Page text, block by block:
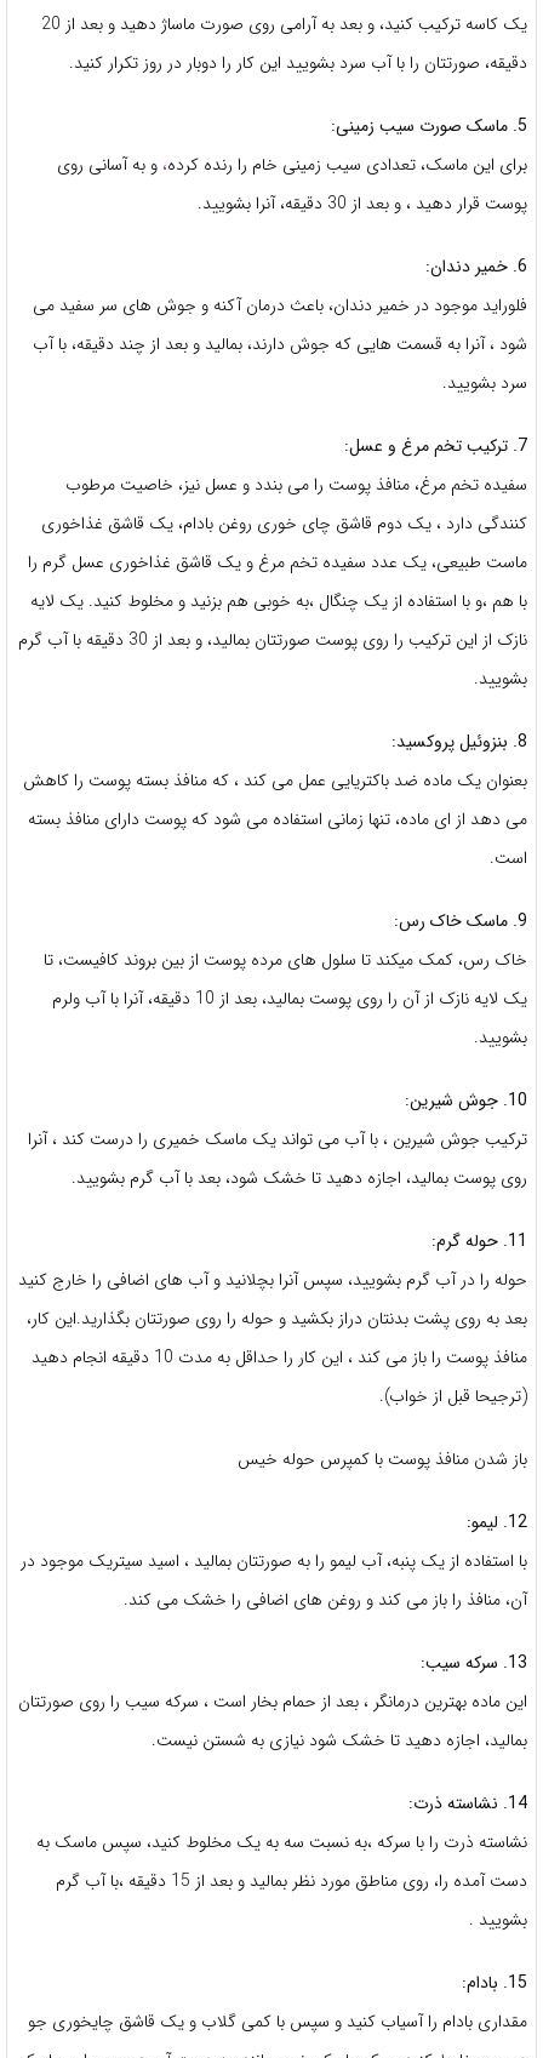
یک کاسه ترکیب کنید، و بعد به آرامی روی صورت ماساژ دهید و بعد از 20
دقیقه، صورتتان را با آب سرد بشویید این کار را دوبار در روز تکرار کنید.
5. ماسک صورت سیب زمینی:
برای این ماسک، تعدادی سیب زمینی خام را رنده کرده، و به آسانی روی
پوست قرار دهید ، و بعد از 30 دقیقه، آنرا بشویید.
6. خمیر دندان:
فلوراید موجود در خمیر دندان، باعث درمان آکنه و جوش های سر سفید می
شود ، آنرا به قسمت هایی که جوش دارند، بمالید و بعد از چند دقیقه، با آب
سرد بشویید.
7. ترکیب تخم مرغ و عسل:
سفیده تخم مرغ، منافذ پوست را می بندد و عسل نیز، خاصیت مرطوب
کنندگی دارد ، یک دوم قاشق چای خوری روغن بادام، یک قاشق غذاخوری
ماست طبیعی، یک عدد سفیده تخم مرغ و یک قاشق غذاخوری عسل گرم را
با هم ،و با استفاده از یک چنگال ،به خوبی هم بزنید و مخلوط کنید. یک لایه
نازک از این ترکیب را روی پوست صورتتان بمالید، و بعد از 30 دقیقه با آب گرم
بشویید.
8. بنزوئیل پروکسید:
بعنوان یک ماده ضد باکتریایی عمل می کند ، که منافذ بسته پوست را کاهش
می دهد از ای ماده، تنها زمانی استفاده می شود که پوست دارای منافذ بسته
است.
9. ماسک خاک رس:
خاک رس، کمک میکند تا سلول های مرده پوست از بین بروند کافیست، تا
یک لایه نازک از آن را روی پوست بمالید، بعد از 10 دقیقه، آنرا با آب ولرم
بشویید.
10. جوش شیرین:
ترکیب جوش شیرین ، با آب می تواند یک ماسک خمیری را درست کند ، آنرا
روی پوست بمالید، اجازه دهید تا خشک شود، بعد با آب گرم بشویید.
11. حوله گرم:
حوله را در آب گرم بشویید، سپس آنرا بچلانید و آب های اضافی را خارج کنید
بعد به روی پشت بدنتان دراز بکشید و حوله را روی صورتتان بگذارید.این کار،
منافذ پوست را باز می کند ، این کار را حداقل به مدت 10 دقیقه انجام دهید
(ترجیحا قبل از خواب).
باز شدن منافذ پوست با کمپرس حوله خیس
12. لیمو:
با استفاده از یک پنبه، آب لیمو را به صورتتان بمالید ، اسید سیتریک موجود در
آن، منافذ را باز می کند و روغن های اضافی را خشک می کند.
13. سرکه سیب:
این ماده بهترین درمانگر ، بعد از حمام بخار است ، سرکه سیب را روی صورتتان
بمالید، اجازه دهید تا خشک شود نیازی به شستن نیست.
14. نشاسته ذرت:
نشاسته ذرت را با سرکه ،به نسبت سه به یک مخلوط کنید، سپس ماسک به
دست آمده را، روی مناطق مورد نظر بمالید و بعد از 15 دقیقه ،با آب گرم
بشویید .
15. بادام:
مقداری بادام را آسیاب کنید و سپس با کمی گلاب و یک قاشق چایخوری جو